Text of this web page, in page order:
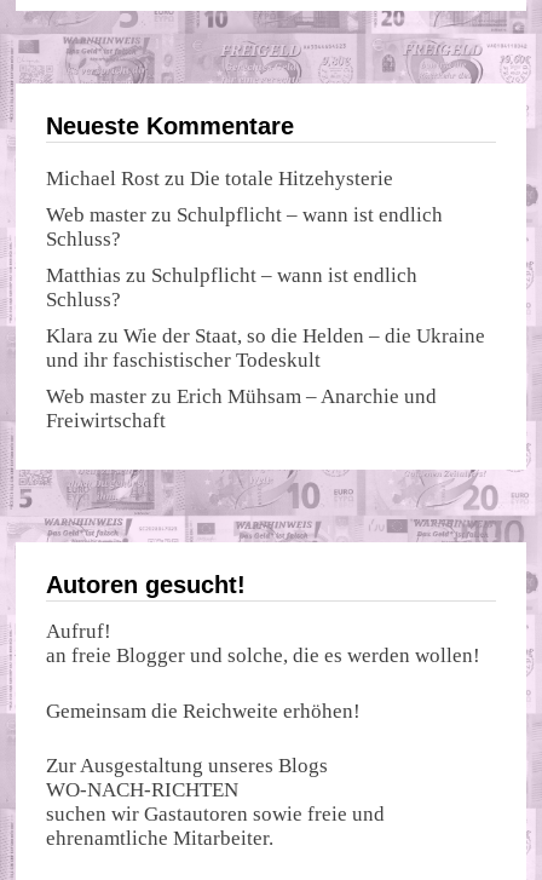
Neueste Kommentare
Michael Rost zuDie totale Hitzehysterie
Web master zu Schulpflicht – wann ist endlich
Schluss?
Matthias zu Schulpflicht – wann ist endlich
Schluss?
Klara zuWie der Staat, so die Helden – die Ukraine
und ihr faschistischer Todeskult
Web master zuErich Mühsam – Anarchie und
Freiwirtschaft
Autoren gesucht!
Aufruf!
an freie Blogger und solche, die es werden wollen!
Gemeinsam die Reichweite erhöhen!
Zur Ausgestaltung unseres Blogs
WO-NACH-RICHTEN
suchen wir Gastautoren sowie freie und
ehrenamtliche Mitarbeiter.